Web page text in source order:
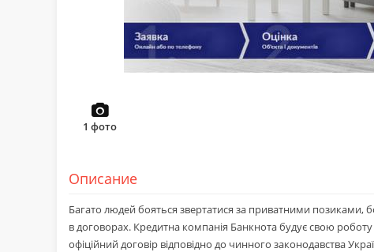
1 фото
Описание
Багато людей бояться звертатися за приватними позиками,
в договорах. Кредитна компанія Банкнота будує свою
офіційний договір відповідно до чинного законодавства